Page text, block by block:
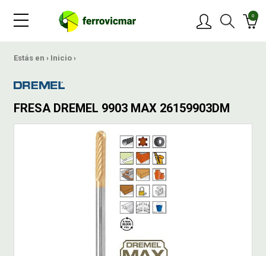
0
Estás en › Inicio ›
FRESA DREMEL 9903 MAX 26159903DM
OFERTAS
NOVEDADES
BLOG
CONTACTAR